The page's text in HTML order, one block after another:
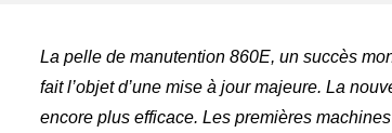
La pelle de manutention 860E, un succès
fait l’objet d’une mise à jour majeure. La
encore plus efficace. Les premières